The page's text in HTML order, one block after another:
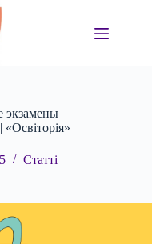
экзамены
Статті